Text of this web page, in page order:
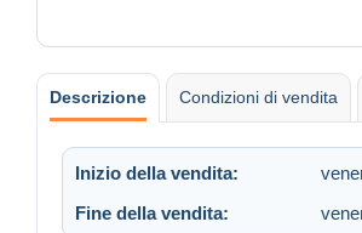
Descrizione Condizioni di vendita
Inizio della vendita:
Fine della vendita: